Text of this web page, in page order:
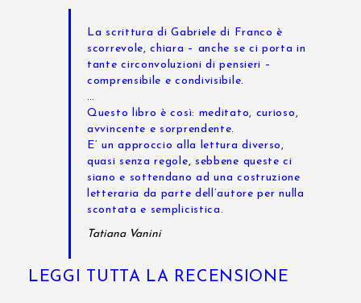
La scrittura di Gabriele di Franco è
scorrevole, chiara – anche se ci porta in
tante circonvoluzioni di pensieri –
comprensibile e condivisibile.
…
Questo libro è così: meditato, curioso,
avvincente e sorprendente.
E’ un approccio alla lettura diverso,
quasi senza regole, sebbene queste ci
siano e sottendano ad una costruzione
letteraria da parte dell’autore per nulla
scontata e semplicistica.
Tatiana Vanini
LEGGI TUTTA LA RECENSIONE